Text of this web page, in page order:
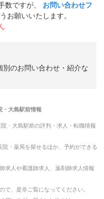
ですが、
お問い合わせフ
お願いいたします。
のお問い合わせ・紹介な
・大島駅前情報
・大島駅前の評判・求人・転職情報
・薬局を探せるほか、予約ができる
求人や看護師求人、薬剤師求人情報
で、是非ご覧になってください。